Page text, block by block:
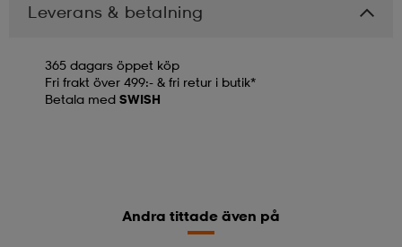
Leverans & betalning
365 dagars öppet köp
Fri frakt över 499:- & fri retur i butik*
Betala med SWISH
Andra tittade även på